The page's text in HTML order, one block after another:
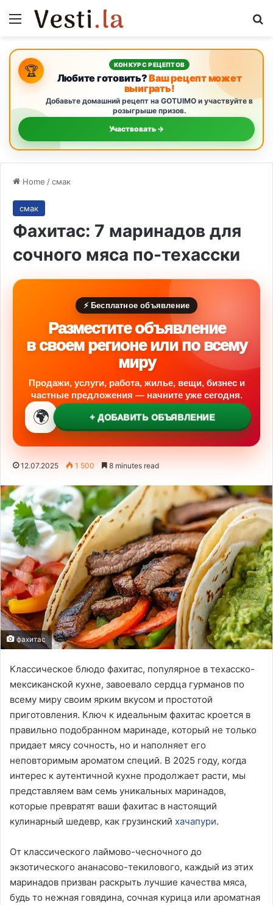
Menu
🏆 КОНКУРС РЕЦЕПТОВ
Любите готовить?Ваш рецепт может
выиграть!
Добавьте домашний рецепт на GOTUIMO и участвуйте в
розыгрыше призов.
Участвовать →
Home /смак
смак
Фахитас: 7 маринадов для
сочного мяса по-техасски
⚡ Бесплатное объявление
Разместите объявление
в своем регионе или по всему
миру
Продажи, услуги, работа, жилье, вещи, бизнес и
частные предложения — начните уже сегодня.
🌍 + ДОБАВИТЬ ОБЪЯВЛЕНИЕ
12.07.2025 1 500 8 minutes read
фахитас
Классическое блюдо фахитас, популярное в техасско-
мексиканской кухне, завоевало сердца гурманов по
всему миру своим ярким вкусом и простотой
приготовления. Ключ к идеальным фахитас кроется в
правильно подобранном маринаде, который не только
придает мясу сочность, но и наполняет его
неповторимым ароматом специй. В 2025 году, когда
интерес к аутентичной кухне продолжает расти, мы
представляем вам семь уникальных маринадов,
которые превратят ваши фахитас в настоящий
кулинарный шедевр, как грузинский хачапури.
От классического лаймово-чесночного до
экзотического ананасово-текилового, каждый из этих
маринадов призван раскрыть лучшие качества мяса,
будь то нежная говядина, сочная курица или ароматная